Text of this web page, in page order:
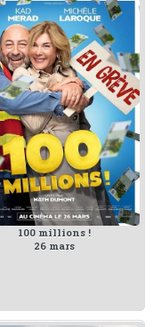
100 millions !
26 mars